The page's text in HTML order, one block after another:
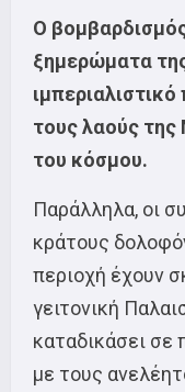
Ο
ξημερώματα
τους λαούς
του κόσμου.
Παράλληλα, οι
κράτους
περιοχή έχουν
γειτονική
καταδικάσει σε
με τους